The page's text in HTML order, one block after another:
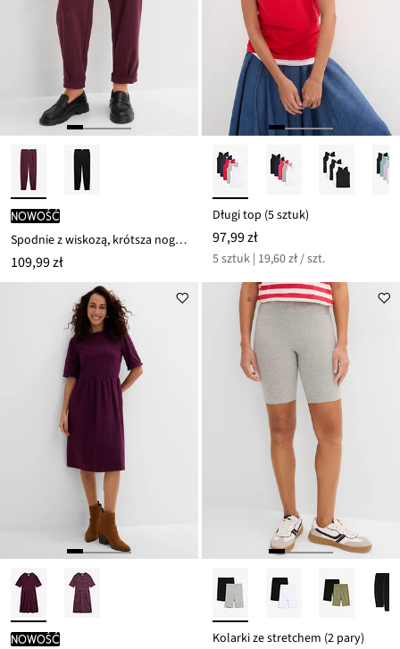
nowość
Spodnie z wiskozą, krótsza nogawka
109,99 zł
Długi top (5 sztuk)
97,99 zł
5 sztuk | 19,60 zł / szt.
nowość Kolarki ze stretchem (2 pary)